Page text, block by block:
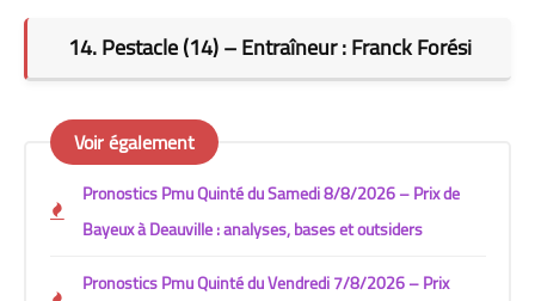
14. Pestacle (14) – Entraîneur : Franck Forési
Voir également
Pronostics Pmu Quinté du Samedi 8/8/2026 – Prix de
Bayeux à Deauville : analyses, bases et outsiders
Pronostics Pmu Quinté du Vendredi 7/8/2026 – Prix